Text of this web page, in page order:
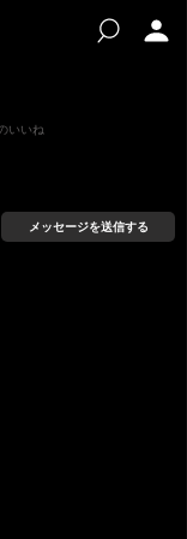
いいね
メッセージを送信する